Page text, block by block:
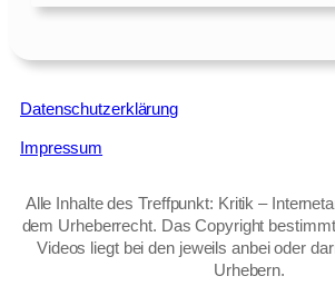
Datenschutzerklärung
Impressum
Alle Inhalte des Treffpunkt: Kritik –
dem Urheberrecht. Das Copyright
Videos liegt bei den jeweils anbei oder
Urhebern.